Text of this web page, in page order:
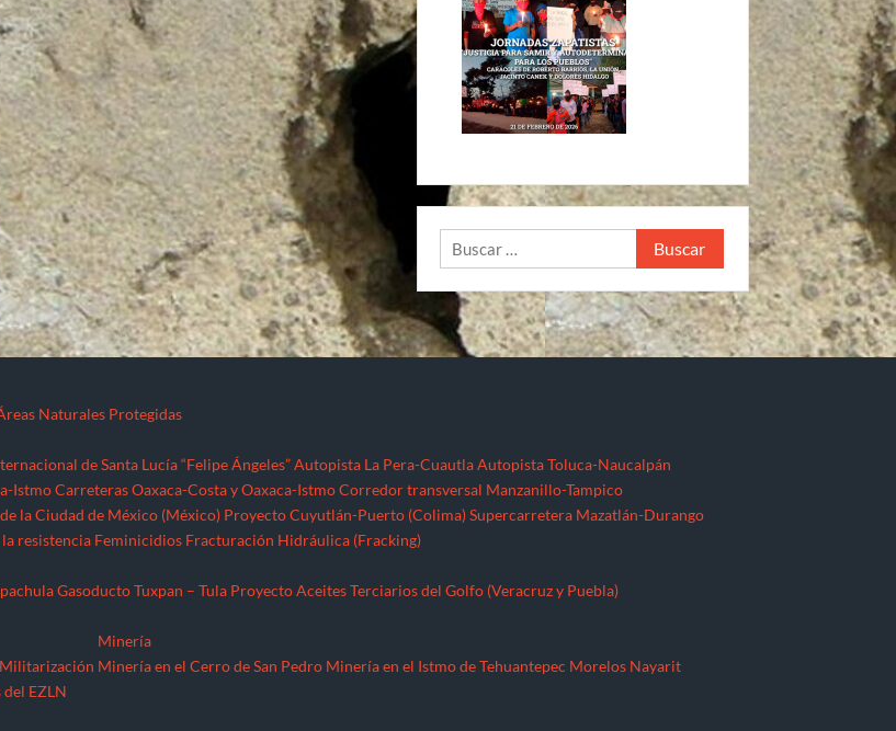
Buscar:
Naturales Protegidas
de Santa Lucía “Felipe Ángeles”Autopista La Pera-CuautlaAutopista Toluca-Naucalpán
IstmoCarreteras Oaxaca-Costa y Oaxaca-IstmoCorredor transversal Manzanillo-Tampico
la Ciudad de México (México) Proyecto Cuyutlán-Puerto (Colima)Supercarretera Mazatlán-Durango
la resistencia Feminicidios Fracturación Hidráulica (Fracking)
Gasoducto Tuxpan – Tula Proyecto Aceites Terciarios del Golfo (Veracruz y Puebla)
Militarización
Minería
Minería en el Cerro de San Pedro Minería en el Istmo de Tehuantepec Morelos Nayarit
del EZLN